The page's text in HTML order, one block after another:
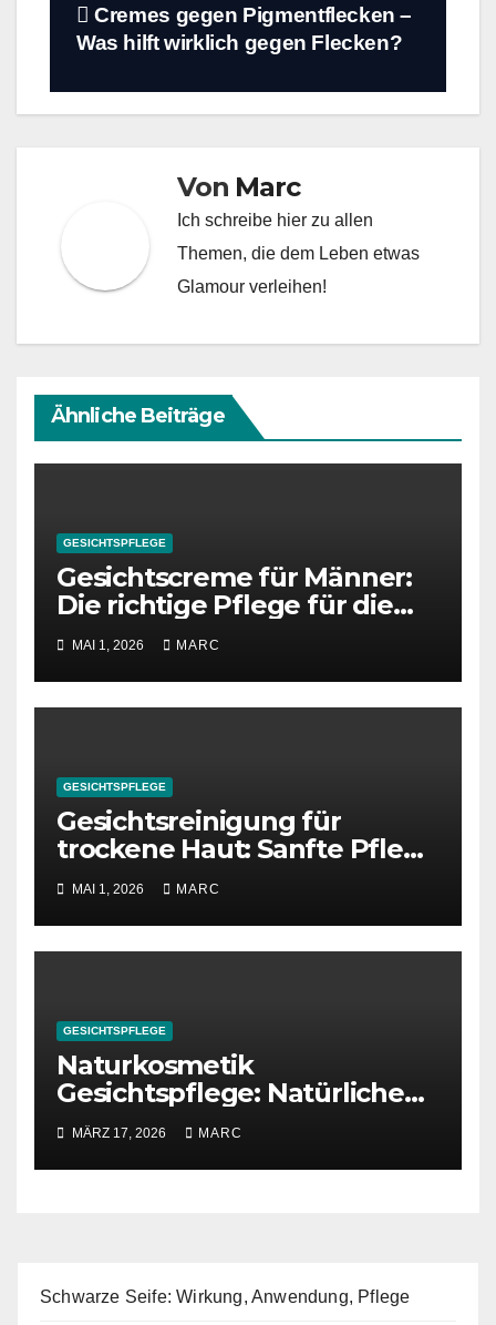
Beitragsnavigation
Cremes gegen Pigmentflecken –
Was hilft wirklich gegen Flecken?
Von Marc
Ich schreibe hier zu allen
Themen, die dem Leben etwas
Glamour verleihen!
Ähnliche Beiträge
GESICHTSPFLEGE
Gesichtscreme für Männer:
Die richtige Pflege für die
männliche Haut
MAI 1, 2026 MARC
GESICHTSPFLEGE
Gesichtsreinigung für
trockene Haut: Sanfte Pflege
für ein geschmeidiges
Gefühl
MAI 1, 2026 MARC
GESICHTSPFLEGE
Naturkosmetik
Gesichtspflege: Natürliche
Tipps & Trends
MÄRZ 17, 2026 MARC
Schwarze Seife: Wirkung, Anwendung, Pflege